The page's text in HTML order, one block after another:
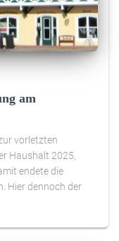
am
vorletzten
Haushalt 2025,
endete die
Hier dennoch der